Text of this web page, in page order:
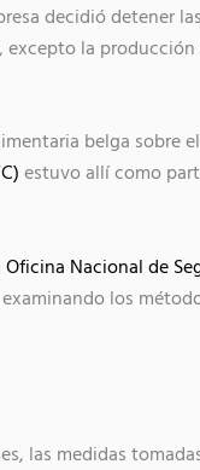
decidió detener
la
belga sobre
estuvo allí como
Oficina Nacional de
los
las medidas